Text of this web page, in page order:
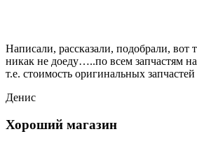
Написали, рассказали, подобрали, вот
никак не доеду…..по всем запчастям
т.е. стоимость оригинальных
Денис
Хороший магазин